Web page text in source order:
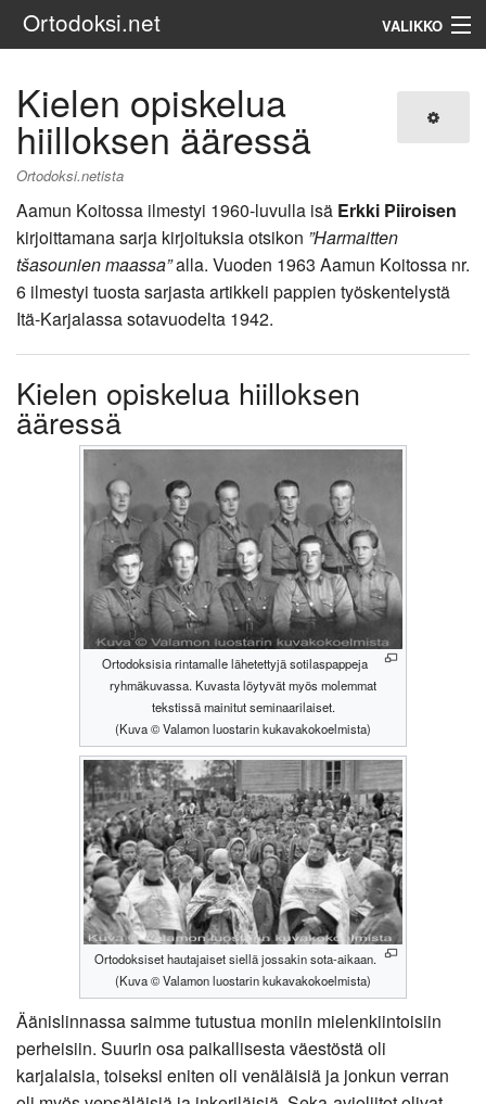
Ortodoksi.net VALIKKO
Haku
Kielen opiskelua
hiilloksen ääressä
Ortodoksi.netista
Aamun Koitossa ilmestyi 1960-luvulla isä Erkki Piiroisen
kirjoittamana sarja kirjoituksia otsikon ”Harmaitten
tšasounien maassa”alla. Vuoden 1963 Aamun Koitossa nr.
6 ilmestyi tuosta sarjasta artikkeli pappien työskentelystä
Itä-Karjalassa sotavuodelta 1942.
Kielen opiskelua hiilloksen
ääressä
Ortodoksisia rintamalle lähetettyjä sotilaspappeja
ryhmäkuvassa. Kuvasta löytyvät myös molemmat
tekstissä mainitut seminaarilaiset.
(Kuva © Valamon luostarin kukavakokoelmista)
Ortodoksiset hautajaiset siellä jossakin sota-aikaan.
(Kuva © Valamon luostarin kukavakokoelmista)
Äänislinnassa saimme tutustua moniin mielenkiintoisiin
perheisiin. Suurin osa paikallisesta väestöstä oli
karjalaisia, toiseksi eniten oli venäläisiä ja jonkun verran